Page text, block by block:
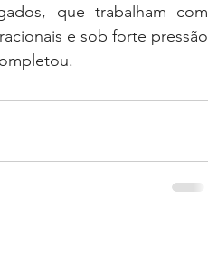
que trabalham com
e sob forte pressão